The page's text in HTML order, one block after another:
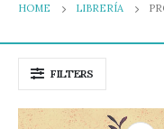
HOME LIBRERÍA
FILTERS